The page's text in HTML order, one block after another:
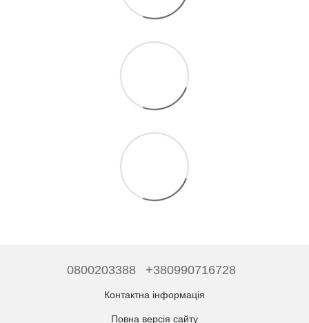
0800203388 +380990716728
Контактна інформація
Повна версія сайту